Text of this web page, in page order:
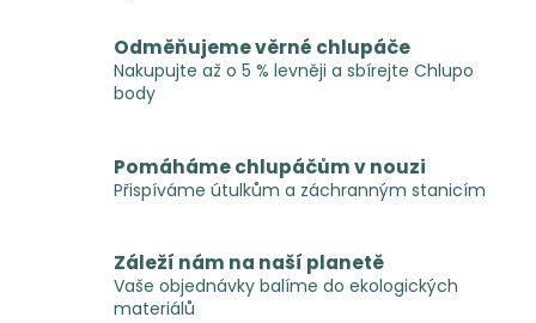
Odměňujeme věrné chlupáče
Nakupujte až o 5 % levněji a sbírejte Chlupo
body
Pomáháme chlupáčům v nouzi
Přispíváme útulkům a záchranným stanicím
Záleží nám na naší planetě
Vaše objednávky balíme do ekologických
materiálů